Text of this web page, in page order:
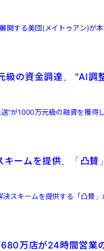
開する美団(メイトゥアン)が
の資金調達、 "AI調
”が1000万元級の融資を獲得
ームを提供、「凸賛
スキームを提供する「凸賛
万店が24時間営業